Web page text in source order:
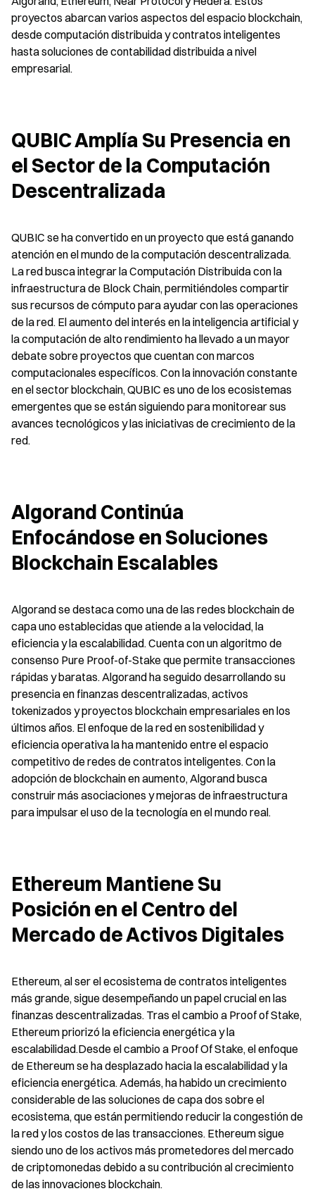
proyectos abarcan varios aspectos del espacio blockchain,
desde computación distribuida y contratos inteligentes
hasta soluciones de contabilidad distribuida a nivel
empresarial.
QUBIC Amplía Su Presencia en
el Sector de la Computación
Descentralizada
QUBIC se ha convertido en un proyecto que está ganando
atención en el mundo de la computación descentralizada.
La red busca integrar la Computación Distribuida con la
infraestructura de Block Chain, permitiéndoles compartir
sus recursos de cómputo para ayudar con las operaciones
de la red. El aumento del interés en la inteligencia artificial y
la computación de alto rendimiento ha llevado a un mayor
debate sobre proyectos que cuentan con marcos
computacionales específicos. Con la innovación constante
en el sector blockchain, QUBIC es uno de los ecosistemas
emergentes que se están siguiendo para monitorear sus
avances tecnológicos y las iniciativas de crecimiento de la
red.
Algorand Continúa
Enfocándose en Soluciones
Blockchain Escalables
Algorand se destaca como una de las redes blockchain de
capa uno establecidas que atiende a la velocidad, la
eficiencia y la escalabilidad. Cuenta con un algoritmo de
consenso Pure Proof-of-Stake que permite transacciones
rápidas y baratas. Algorand ha seguido desarrollando su
presencia en finanzas descentralizadas, activos
tokenizados y proyectos blockchain empresariales en los
últimos años. El enfoque de la red en sostenibilidad y
eficiencia operativa la ha mantenido entre el espacio
competitivo de redes de contratos inteligentes. Con la
adopción de blockchain en aumento, Algorand busca
construir más asociaciones y mejoras de infraestructura
para impulsar el uso de la tecnología en el mundo real.
Ethereum Mantiene Su
Posición en el Centro del
Mercado de Activos Digitales
Ethereum, al ser el ecosistema de contratos inteligentes
más grande, sigue desempeñando un papel crucial en las
finanzas descentralizadas. Tras el cambio a Proof of Stake,
Ethereum priorizó la eficiencia energética y la
escalabilidad.Desde el cambio a Proof Of Stake, el enfoque
de Ethereum se ha desplazado hacia la escalabilidad y la
eficiencia energética. Además, ha habido un crecimiento
considerable de las soluciones de capa dos sobre el
ecosistema, que están permitiendo reducir la congestión de
la red y los costos de las transacciones. Ethereum sigue
siendo uno de los activos más prometedores del mercado
de criptomonedas debido a su contribución al crecimiento
de las innovaciones blockchain.